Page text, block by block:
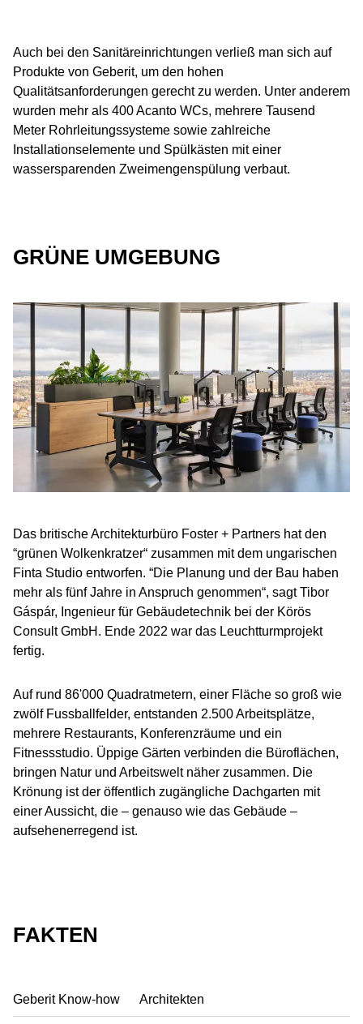
Auch bei den Sanitäreinrichtungen verließ man sich auf
Produkte von Geberit, um den hohen
Qualitätsanforderungen gerecht zu werden. Unter anderem
wurden mehr als 400 Acanto WCs, mehrere Tausend
Meter Rohrleitungssysteme sowie zahlreiche
Installationselemente und Spülkästen mit einer
wassersparenden Zweimengenspülung verbaut.
GRÜNE UMGEBUNG
Das britische Architekturbüro Foster + Partners hat den
“grünen Wolkenkratzer“ zusammen mit dem ungarischen
Finta Studio entworfen. “Die Planung und der Bau haben
mehr als fünf Jahre in Anspruch genommen“, sagt Tibor
Gáspár, Ingenieur für Gebäudetechnik bei der Körös
Consult GmbH. Ende 2022 war das Leuchtturmprojekt
fertig.
Auf rund 86'000 Quadratmetern, einer Fläche so groß wie
zwölf Fussballfelder, entstanden 2.500 Arbeitsplätze,
mehrere Restaurants, Konferenzräume und ein
Fitnessstudio. Üppige Gärten verbinden die Büroflächen,
bringen Natur und Arbeitswelt näher zusammen. Die
Krönung ist der öffentlich zugängliche Dachgarten mit
einer Aussicht, die – genauso wie das Gebäude –
aufsehenerregend ist.
FAKTEN
Geberit Know-how Architekten